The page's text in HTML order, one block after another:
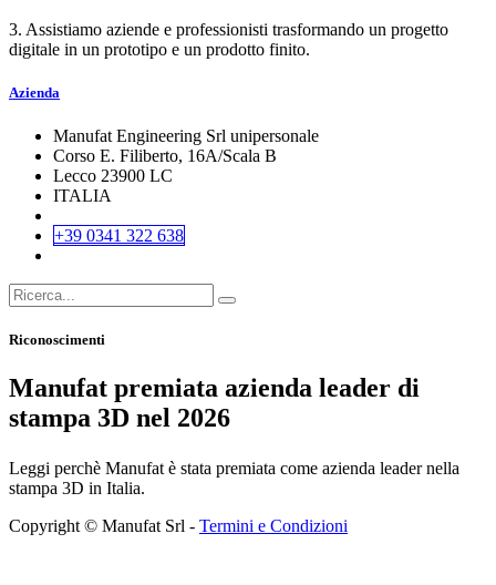
3. Assistiamo aziende e professionisti trasformando un progetto
digitale in un prototipo e un prodotto finito.
Azienda
Manufat Engineering Srl unipersonale
Corso E. Filiberto, 16A/Scala B
Lecco 23900 LC
ITALIA
+39 0341 322 638
Riconoscimenti
Manufat premiata azienda leader di
stampa 3D nel 2026
Leggi perchè Manufat è stata premiata come azienda leader nella
stampa 3D in Italia.
Copyright © Manufat Srl - Termini e Condizioni